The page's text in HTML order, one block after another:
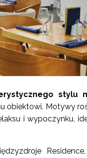
stylu
obiektowi. Motywy
i wypoczynku,
Residence,